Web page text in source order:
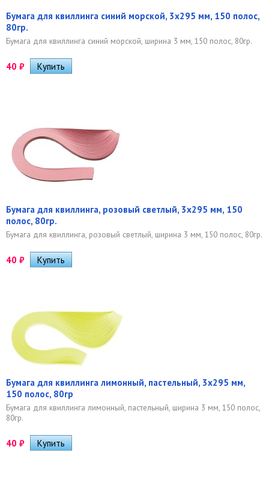
Бумага для квиллинга синий морской, 3х295 мм, 150 полос,
80гр.
Бумага для квиллинга синий морской, ширина 3 мм, 150 полос, 80гр.
40 ₽
Бумага для квиллинга, розовый светлый, 3х295 мм, 150
полос, 80гр.
Бумага для квиллинга, розовый светлый, ширина 3 мм, 150 полос, 80гр.
40 ₽
Бумага для квиллинга лимонный, пастельный, 3х295 мм,
150 полос, 80гр
Бумага для квиллинга лимонный, пастельный, ширина 3 мм, 150 полос,
80гр.
40 ₽